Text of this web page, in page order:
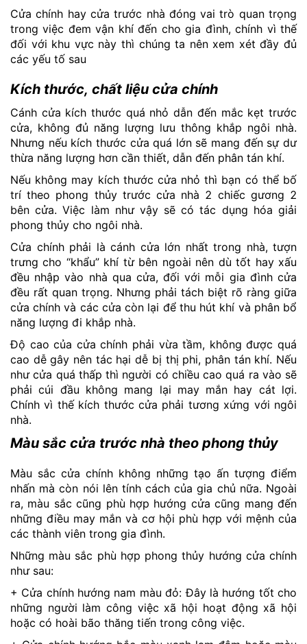
Cửa chính hay cửa trước nhà đóng vai trò quan trọng
trong việc đem vận khí đến cho gia đình, chính vì thế
đối với khu vực này thì chúng ta nên xem xét đầy đủ
các yếu tố sau
Kích thước, chất liệu cửa chính
Cánh cửa kích thước quá nhỏ dẫn đến mắc kẹt trước
cửa, không đủ năng lượng lưu thông khắp ngôi nhà.
Nhưng nếu kích thước cửa quá lớn sẽ mang đến sự dư
thừa năng lượng hơn cần thiết, dẫn đến phân tán khí.
Nếu không may kích thước cửa nhỏ thì bạn có thể bố
trí theo phong thủy trước cửa nhà 2 chiếc gương 2
bên cửa. Việc làm như vậy sẽ có tác dụng hóa giải
phong thủy cho ngôi nhà.
Cửa chính phải là cánh cửa lớn nhất trong nhà, tượn
trưng cho “khẩu” khí từ bên ngoài nên dù tốt hay xấu
đều nhập vào nhà qua cửa, đối với mỗi gia đình cửa
đều rất quan trọng. Nhưng phải tách biệt rõ ràng giữa
cửa chính và các cửa còn lại để thu hút khí và phân bổ
năng lượng đi khắp nhà.
Độ cao của cửa chính phải vừa tầm, không được quá
cao dễ gây nên tác hại dễ bị thị phi, phân tán khí. Nếu
như cửa quá thấp thì người có chiều cao quá ra vào sẽ
phải cúi đầu không mang lại may mắn hay cát lợi.
Chính vì thế kích thước cửa phải tương xứng với ngôi
nhà.
Màu sắc cửa trước nhà theo phong thủy
Màu sắc cửa chính không những tạo ấn tượng điểm
nhấn mà còn nói lên tính cách của gia chủ nữa. Ngoài
ra, màu sắc cũng phù hợp hướng cửa cũng mang đến
những điều may mắn và cơ hội phù hợp với mệnh của
các thành viên trong gia đình.
Những màu sắc phù hợp phong thủy hướng cửa chính
như sau:
+ Cửa chính hướng nam màu đỏ: Đây là hướng tốt cho
những người làm công việc xã hội hoạt động xã hội
hoặc có hoài bão thăng tiến trong công việc.